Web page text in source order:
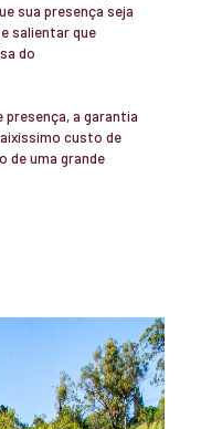
sua presença seja
salientar que
do
presença, a garantia
custo de
de uma grande